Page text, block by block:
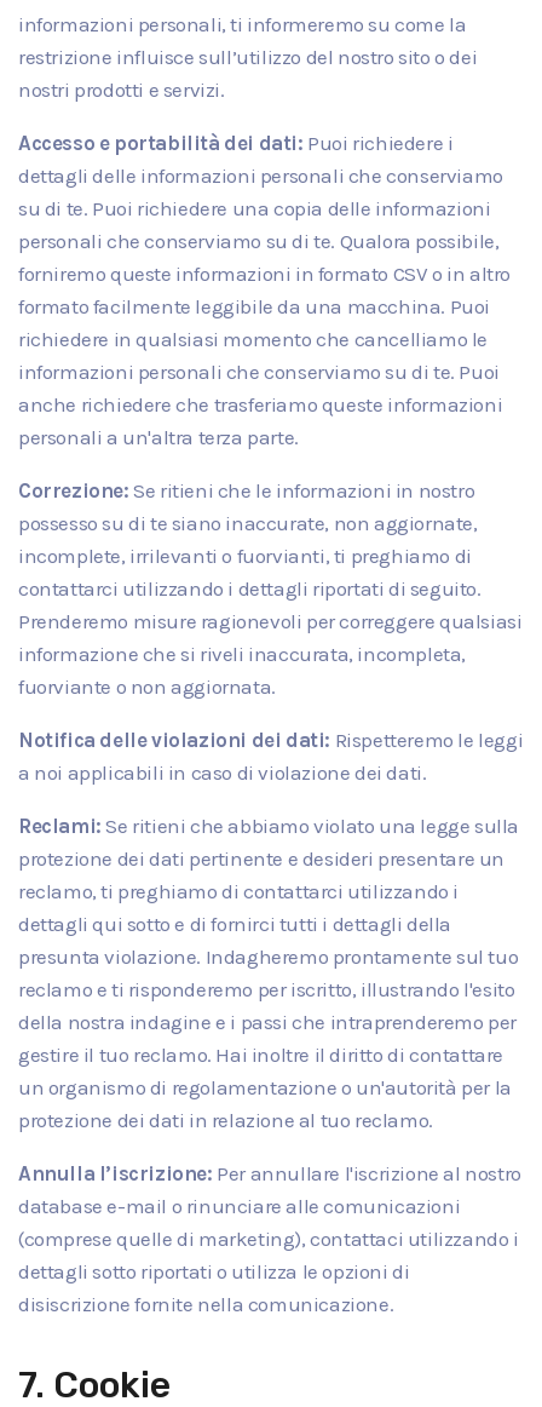
informazioni personali, ti informeremo su come la
restrizione influisce sull’utilizzo del nostro sito o dei
nostri prodotti e servizi.
Accesso e portabilità dei dati: Puoi richiedere i
dettagli delle informazioni personali che conserviamo
su di te. Puoi richiedere una copia delle informazioni
personali che conserviamo su di te. Qualora possibile,
forniremo queste informazioni in formato CSV o in altro
formato facilmente leggibile da una macchina. Puoi
richiedere in qualsiasi momento che cancelliamo le
informazioni personali che conserviamo su di te. Puoi
anche richiedere che trasferiamo queste informazioni
personali a un'altra terza parte.
Correzione: Se ritieni che le informazioni in nostro
possesso su di te siano inaccurate, non aggiornate,
incomplete, irrilevanti o fuorvianti, ti preghiamo di
contattarci utilizzando i dettagli riportati di seguito.
Prenderemo misure ragionevoli per correggere qualsiasi
informazione che si riveli inaccurata, incompleta,
fuorviante o non aggiornata.
Notifica delle violazioni dei dati: Rispetteremo le leggi
a noi applicabili in caso di violazione dei dati.
Reclami: Se ritieni che abbiamo violato una legge sulla
protezione dei dati pertinente e desideri presentare un
reclamo, ti preghiamo di contattarci utilizzando i
dettagli qui sotto e di fornirci tutti i dettagli della
presunta violazione. Indagheremo prontamente sul tuo
reclamo e ti risponderemo per iscritto, illustrando l'esito
della nostra indagine e i passi che intraprenderemo per
gestire il tuo reclamo. Hai inoltre il diritto di contattare
un organismo di regolamentazione o un'autorità per la
protezione dei dati in relazione al tuo reclamo.
Annulla l’iscrizione: Per annullare l'iscrizione al nostro
database e-mail o rinunciare alle comunicazioni
(comprese quelle di marketing), contattaci utilizzando i
dettagli sotto riportati o utilizza le opzioni di
disiscrizione fornite nella comunicazione.
7. Cookie